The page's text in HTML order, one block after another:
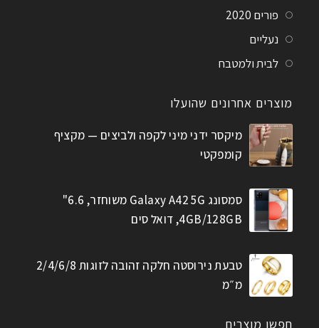
פורים 2020
נעליים
לבית ולמטבח
מוצרים אחרונים שהועלו
מיקסר ידני מיני לקפה ולביצים — מקציף
קומפקטי
סמסונג Galaxy A42 5G משוחזר, 6.6"
4GB/128GB, דואל סים
טבעת נירוסטה חלקה זהובה לזוגות 2/4/6/8
מ״מ
חפשו מוצרים